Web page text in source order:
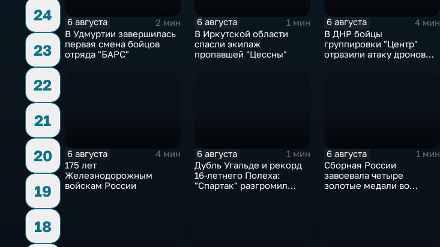
24
23
22
21
20
19
18
6 августа
2 мин
В Удмуртии завершилась
первая смена бойцов
отряда "БАРС"
6 августа
1 мин
В Иркутской области
спасли экипаж
пропавшей "Цессны"
6 августа
4 мин
В ДНР бойцы
группировки "Центр"
отразили атаку дронов
6 августа
4 мин
175 лет
Железнодорожным
войскам России
6 августа
1 мин
Дубль Угальде и рекорд
16-летнего Полеха:
"Спартак" разгромил
6 августа
1 мин
Сборная России
завоевала четыре
золотые медали во